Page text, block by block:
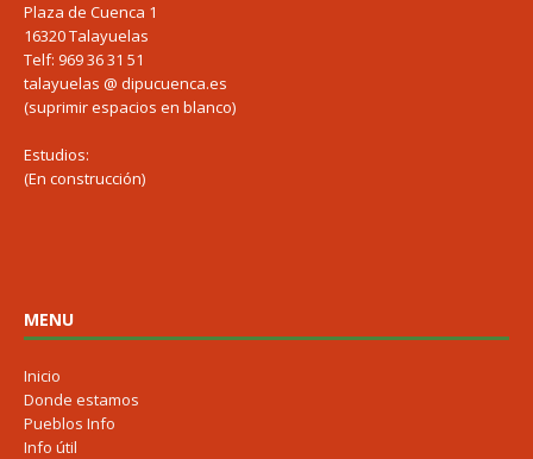
Plaza de Cuenca 1
16320 Talayuelas
Telf: 969 36 31 51
talayuelas @ dipucuenca.es
(suprimir espacios en blanco)
Estudios:
(En construcción)
MENU
Inicio
Donde estamos
Pueblos Info
Info útil